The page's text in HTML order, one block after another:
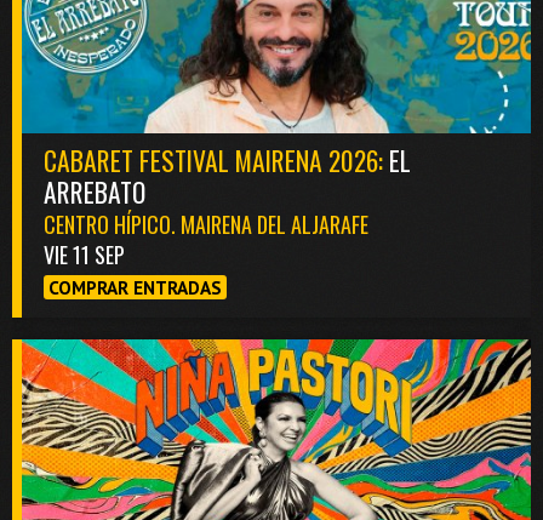
CABARET FESTIVAL MAIRENA 2026:EL
ARREBATO
CENTRO HÍPICO. MAIRENA DEL ALJARAFE
VIE 11 SEP
COMPRAR ENTRADAS